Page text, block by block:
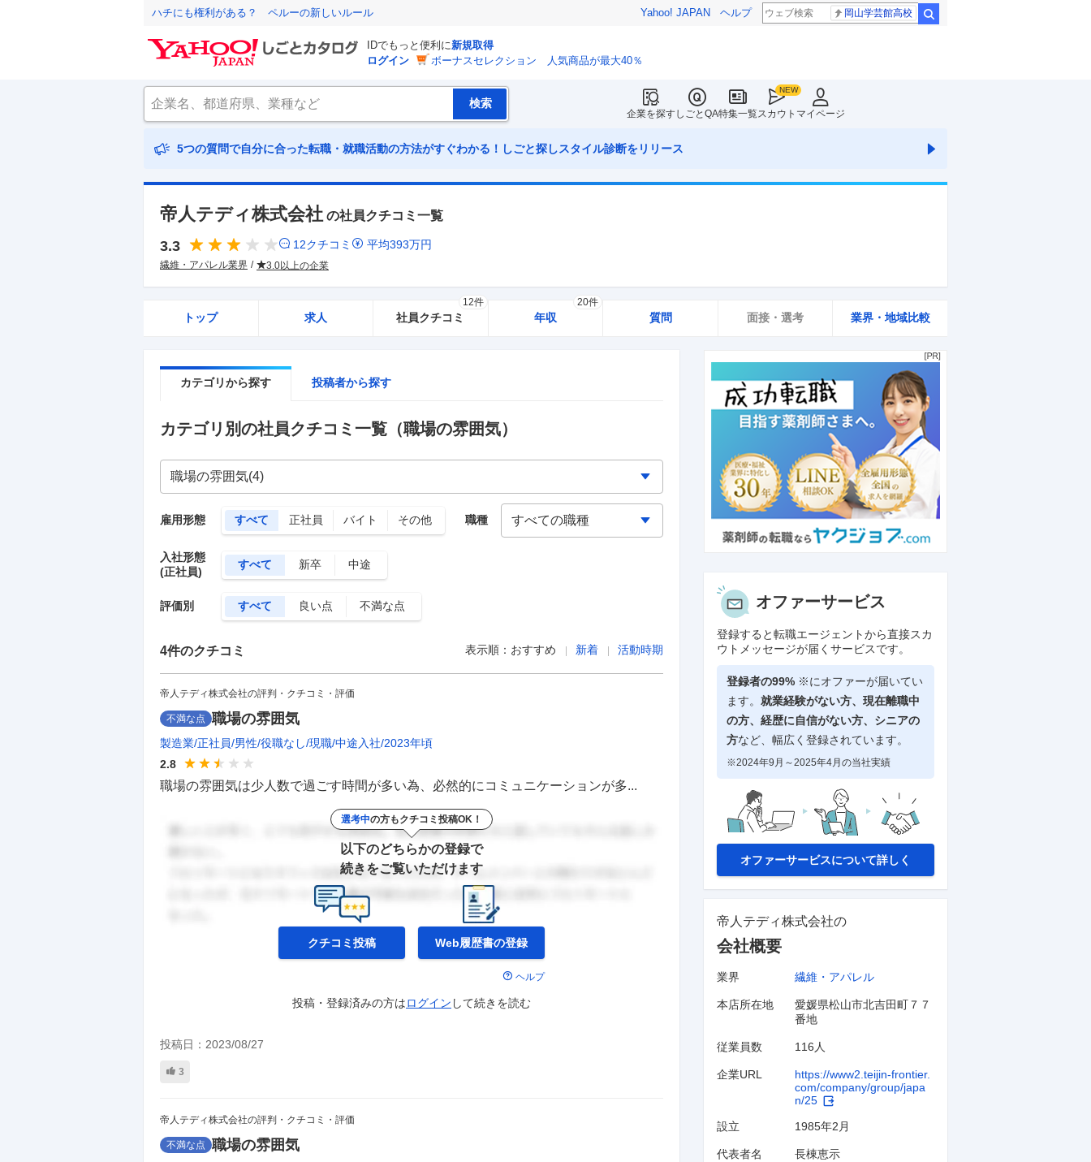
ハチにも権利がある？ ペルーの新しいルール Yahoo! JAPAN ヘルプ 岡山学芸館高校
IDでもっと便利に新規取得
ログイン
ボーナスセレクション 人気商品が最大40％
企業を探すしごとQA特集一覧スカウト マイページ
5つの質問で自分に合った転職・就職活動の方法がすぐわかる！しごと探しスタイル診断をリリース
帝人テディ株式会社 の社員クチコミ一覧
3.3 12クチコミ 平均393万円
繊維・アパレル業界 3.0以上の企業
トップ 求人 社員クチコミ
12件
年収
20件
質問 面接・選考 業界・地域比較
カテゴリから探す 投稿者から探す
カテゴリ別の社員クチコミ一覧 （職場の雰囲気）
雇用形態 すべて 正社員 バイト その他
入社形態
(正社員)
すべて 新卒 中途
評価別 すべて 良い点 不満な点
職種
4件のクチコミ 表示順： おすすめ 新着 活動時期
帝人テディ株式会社の評判・クチコミ・評価
不満な点 職場の雰囲気
製造業 正社員 男性 役職なし 現職 中途入社 2023年頃
2.8
職場の雰囲気は少人数で過ごす時間が多い為、必然的にコミュニケーションが多...
選考中の方もクチコミ投稿OK！
以下のどちらかの登録で
続きをご覧いただけます
クチコミ投稿 Web履歴書の登録
ヘルプ
投稿・登録済みの方はログイン して続きを読む
投稿日： 2023/08/27
3
帝人テディ株式会社の評判・クチコミ・評価
不満な点 職場の雰囲気
オファーサービス
登録すると転職エージェントから直接スカ
ウトメッセージが届くサービスです。
登録者の99% ※にオファーが届いてい
ます。 就業経験がない方、現在離職中
の方、 経歴に自信がない方、シニアの
方など、幅広く登録されています。
※2024年9月～2025年4月の当社実績
オファーサービスについて詳しく
帝人テディ株式会社の
会社概要
業界 繊維・アパレル
本店所在地
愛媛県松山市北吉田町７７
番地
従業員数 116人
企業URL
https://www2.teijin-frontier.
com/company/group/japa
n/25
設立 1985年2月
代表者名 長棟恵示